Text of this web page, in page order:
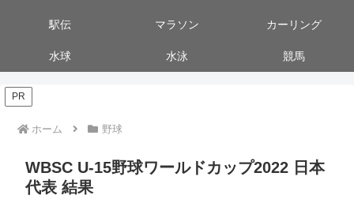
駅伝 マラソン カーリング
水球 水泳 競馬
PR
ホーム 野球
WBSC U-15野球ワールドカップ2022 日本
代表 結果